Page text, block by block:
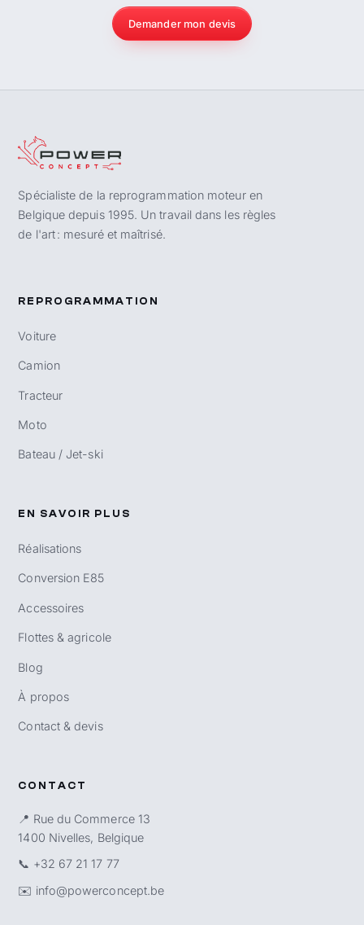
Demander mon devis
Spécialiste de la reprogrammation moteur en
Belgique depuis 1995. Un travail dans les règles
de l'art : mesuré et maîtrisé.
REPROGRAMMATION
Voiture
Camion
Tracteur
Moto
Bateau / Jet-ski
EN SAVOIR PLUS
Réalisations
Conversion E85
Accessoires
Flottes & agricole
Blog
À propos
Contact & devis
CONTACT
📍 Rue du Commerce 13
1400 Nivelles, Belgique
📞 +32 67 21 17 77
✉️ info@powerconcept.be